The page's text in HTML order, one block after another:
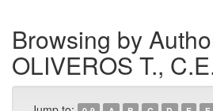
Browsing by
OLIVEROS T.,